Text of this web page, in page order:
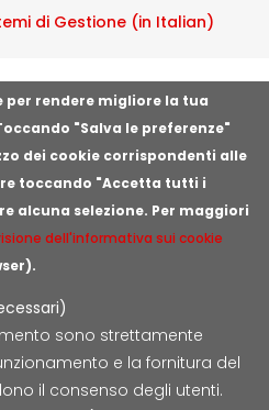
rendere migliore la tua
"Salva le preferenze"
dei cookie corrispondenti alle
toccando "Accetta tutti i
alcuna selezione. Per maggiori
dell'informativa sui cookie
sono strettamente
e la fornitura del
il consenso degli utenti.
di Gestione (in Italian)
o irregolarità
S.c.p.A.
15, 40128 Bologna